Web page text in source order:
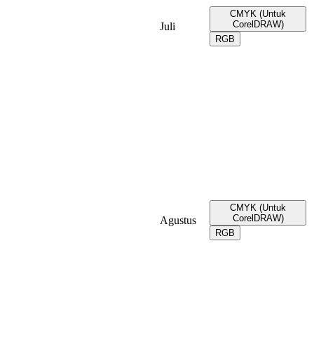
Juli
CMYK (Untuk
CorelDRAW)
RGB
Agustus
CMYK (Untuk
CorelDRAW)
RGB